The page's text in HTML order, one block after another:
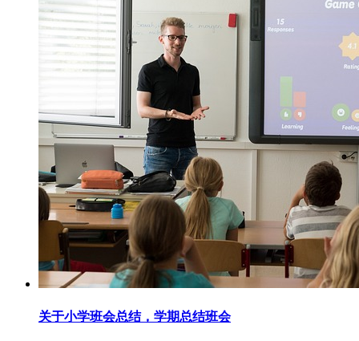
关于小学班会总结，学期总结班会